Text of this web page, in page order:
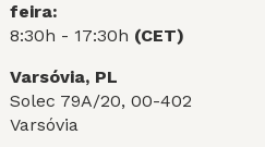
feira:
8:30h - 17:30h (CET)
Varsóvia, PL
Solec 79A/20, 00-402
Varsóvia